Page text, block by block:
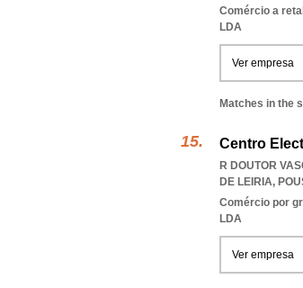
Comércio a
LDA
Ver empresa
Matches in the
Centro
R DOUTOR
DE LEIRIA,
Comércio por
LDA
Ver empresa